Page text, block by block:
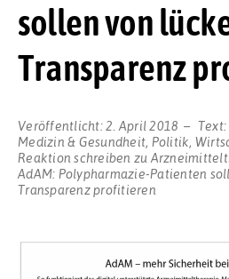
sollen von
Transparenz
Veröffentlicht:2. April 2018 Text:
Medizin & Gesundheit, Politik,
Reaktion schreiben zu
AdAM: Polypharmazie-Patienten
Transparenz profitieren